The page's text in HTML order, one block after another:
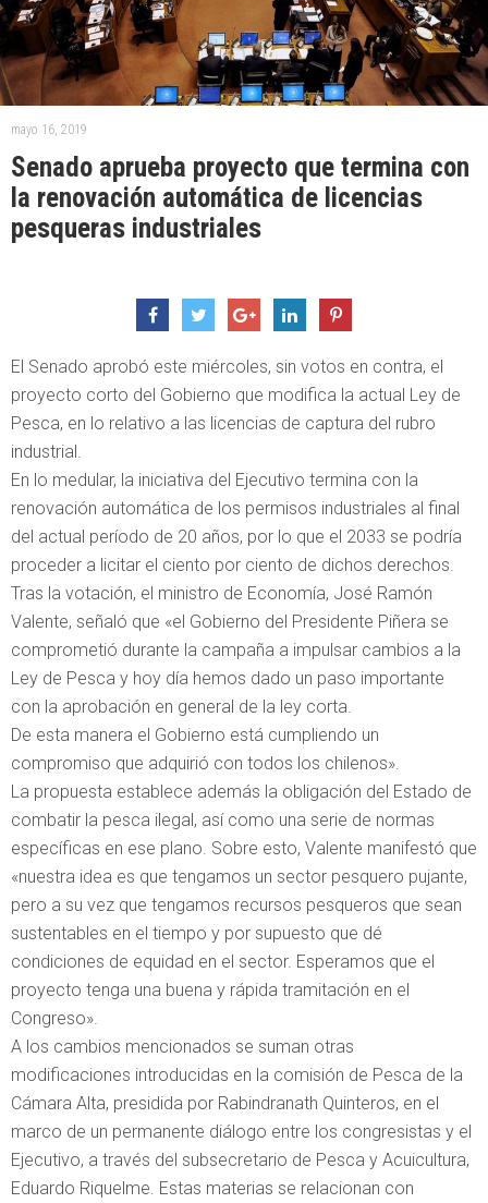
mayo 16, 2019
Senado aprueba proyecto que termina con
la renovación automática de licencias
pesqueras industriales
El Senado aprobó este miércoles, sin votos en contra, el
proyecto corto del Gobierno que modifica la actual Ley de
Pesca, en lo relativo a las licencias de captura del rubro
industrial.
En lo medular, la iniciativa del Ejecutivo termina con la
renovación automática de los permisos industriales al final
del actual período de 20 años, por lo que el 2033 se podría
proceder a licitar el ciento por ciento de dichos derechos.
Tras la votación, el ministro de Economía, José Ramón
Valente, señaló que «el Gobierno del Presidente Piñera se
comprometió durante la campaña a impulsar cambios a la
Ley de Pesca y hoy día hemos dado un paso importante
con la aprobación en general de la ley corta.
De esta manera el Gobierno está cumpliendo un
compromiso que adquirió con todos los chilenos».
La propuesta establece además la obligación del Estado de
combatir la pesca ilegal, así como una serie de normas
específicas en ese plano. Sobre esto, Valente manifestó que
«nuestra idea es que tengamos un sector pesquero pujante,
pero a su vez que tengamos recursos pesqueros que sean
sustentables en el tiempo y por supuesto que dé
condiciones de equidad en el sector. Esperamos que el
proyecto tenga una buena y rápida tramitación en el
Congreso».
A los cambios mencionados se suman otras
modificaciones introducidas en la comisión de Pesca de la
Cámara Alta, presidida por Rabindranath Quinteros, en el
marco de un permanente diálogo entre los congresistas y el
Ejecutivo, a través del subsecretario de Pesca y Acuicultura,
Eduardo Riquelme. Estas materias se relacionan con